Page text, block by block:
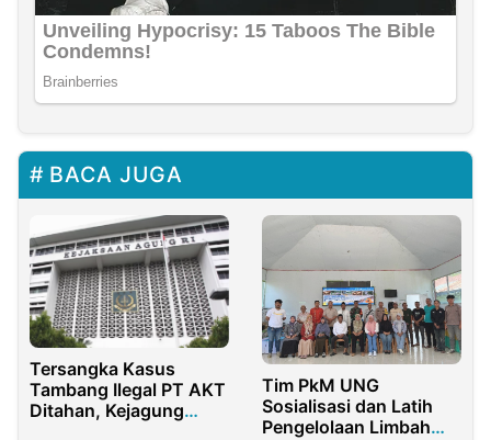
BACA JUGA
Tersangka Kasus
Tambang Ilegal PT AKT
Ditahan, Kejagung
Tim PkM UNG
Sosialisasi dan Latih
Pengelolaan Limbah